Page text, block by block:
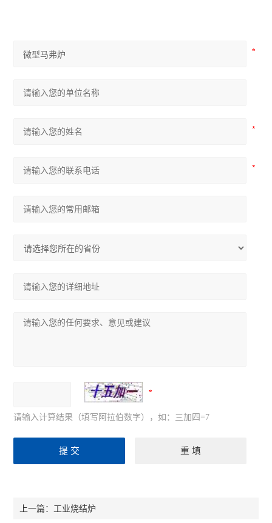
请输入计算结果（填写阿拉伯数字），如：三加四=7
上一篇： 工业烧结炉